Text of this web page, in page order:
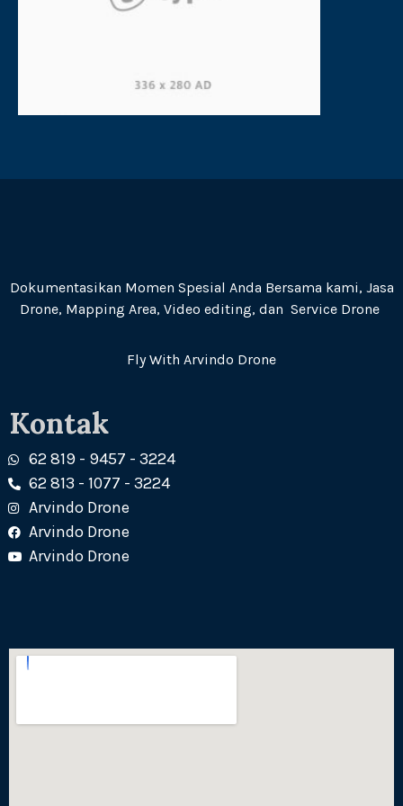
Dokumentasikan Momen Spesial Anda Bersama kami, Jasa
Drone, Mapping Area, Video editing, dan Service Drone
Fly With Arvindo Drone
Kontak
62 819 - 9457 - 3224
62 813 - 1077 - 3224
Arvindo Drone
Arvindo Drone
Arvindo Drone